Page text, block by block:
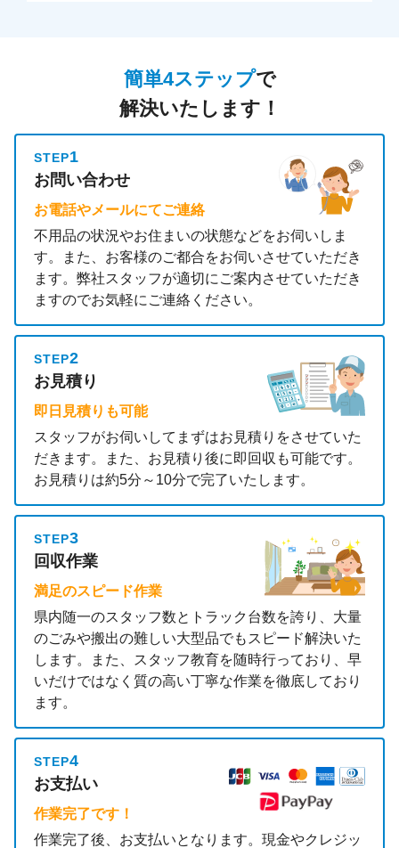
簡単4ステップで
解決いたします！
STEP1
お問い合わせ
お電話やメールにてご連絡
不用品の状況やお住まいの状態などをお伺いしま
す。また、お客様のご都合をお伺いさせていただき
ます。弊社スタッフが適切にご案内させていただき
ますのでお気軽にご連絡ください。
STEP2
お見積り
即日見積りも可能
スタッフがお伺いしてまずはお見積りをさせていた
だきます。また、お見積り後に即回収も可能です。
お見積りは約5分～10分で完了いたします。
STEP3
回収作業
満足のスピード作業
県内随一のスタッフ数とトラック台数を誇り、大量
のごみや搬出の難しい大型品でもスピード解決いた
します。また、スタッフ教育を随時行っており、早
いだけではなく質の高い丁寧な作業を徹底しており
ます。
STEP4
お支払い
作業完了です！
作業完了後、お支払いとなります。現金やクレジッ